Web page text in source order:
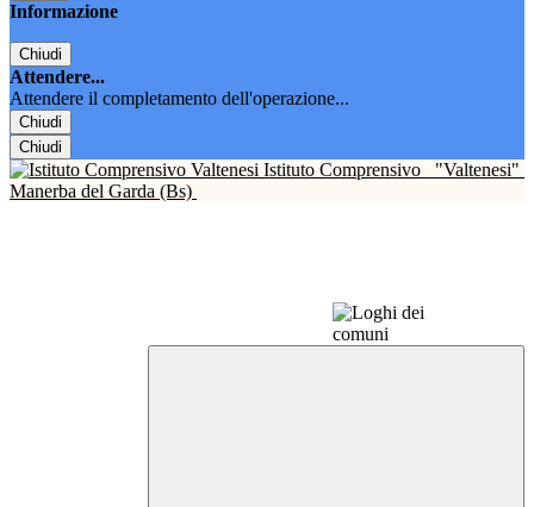
Informazione
Chiudi
Attendere...
Attendere il completamento dell'operazione...
Chiudi
Chiudi
Istituto Comprensivo
"Valtenesi"
Manerba del Garda (Bs)